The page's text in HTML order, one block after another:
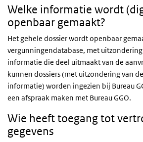
Welke informatie wordt
openbaar gemaakt?
Het gehele dossier wordt openbaar
vergunningendatabase, met
informatie die deel uitmaakt van de
kunnen dossiers (met uitzondering van
informatie) worden ingezien bij Bureau
een afspraak maken met BureauGGO.
Wie heeft toegang tot
gegevens